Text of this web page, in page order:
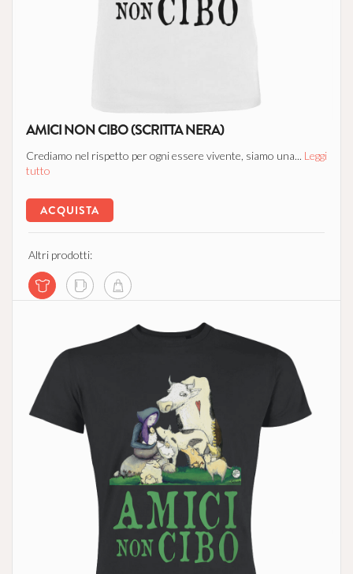
AMICI NON CIBO (SCRITTA NERA)
Crediamo nel rispetto per ogni essere vivente, siamo una... Leggi
tutto
ACQUISTA
Altri prodotti: